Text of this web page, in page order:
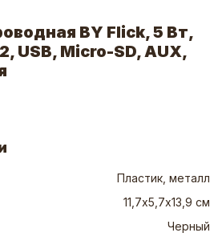
BY Flick, 5 Вт,
USB, Micro-SD, AUX,
Пластик, металл
11,7х5,7х13,9 см
Черный